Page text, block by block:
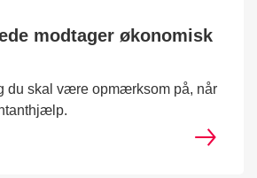
modtager økonomisk
du skal være opmærksom på, når